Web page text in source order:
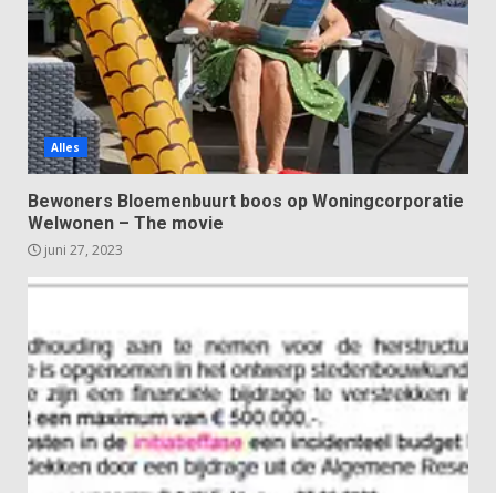
Alles
Bewoners Bloemenbuurt boos op Woningcorporatie
Welwonen – The movie
juni 27, 2023